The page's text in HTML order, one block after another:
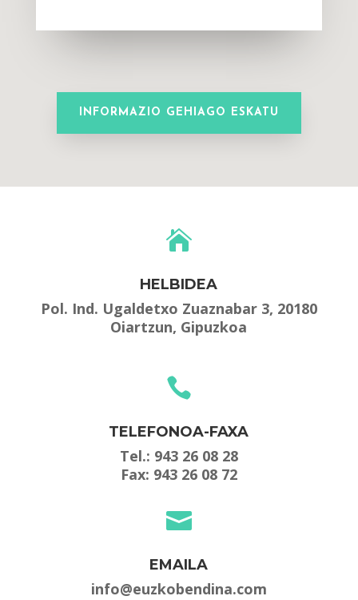
INFORMAZIO GEHIAGO ESKATU

HELBIDEA
Pol. Ind. Ugaldetxo Zuaznabar 3, 20180
Oiartzun, Gipuzkoa

TELEFONOA-FAXA
Tel.: 943 26 08 28
Fax: 943 26 08 72

EMAILA
info@euzkobendina.com